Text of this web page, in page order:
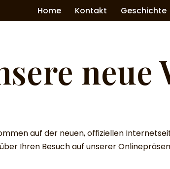
Home Kontakt Geschichte
neue
auf der neuen, offiziellen
Ihren Besuch auf unserer